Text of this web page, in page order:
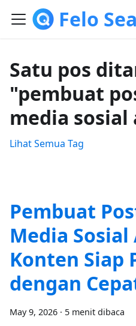
Felo
Satu pos
"pembuat
media sosial
Lihat Semua Tag
Pembuat
Media
Konten Siap
dengan
May 9, 2026 · 5 menit dibaca